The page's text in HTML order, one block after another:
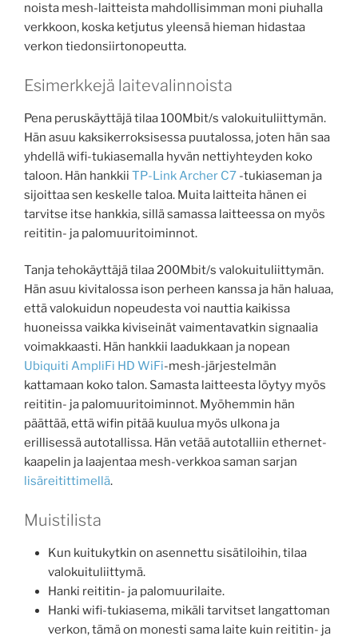
noista mesh-laitteista mahdollisimman moni piuhalla
verkkoon, koska ketjutus yleensä hieman hidastaa
verkon tiedonsiirtonopeutta.
Esimerkkejä laitevalinnoista
Pena peruskäyttäjä tilaa 100Mbit/s valokuituliittymän.
Hän asuu kaksikerroksisessa puutalossa, joten hän saa
yhdellä wifi-tukiasemalla hyvän nettiyhteyden koko
taloon. Hän hankkii TP-Link Archer C7 -tukiaseman ja
sijoittaa sen keskelle taloa. Muita laitteita hänen ei
tarvitse itse hankkia, sillä samassa laitteessa on myös
reititin- ja palomuuritoiminnot.
Tanja tehokäyttäjä tilaa 200Mbit/s valokuituliittymän.
Hän asuu kivitalossa ison perheen kanssa ja hän haluaa,
että valokuidun nopeudesta voi nauttia kaikissa
huoneissa vaikka kiviseinät vaimentavatkin signaalia
voimakkaasti. Hän hankkii laadukkaan ja nopean
Ubiquiti AmpliFi HD WiFi-mesh-järjestelmän
kattamaan koko talon. Samasta laitteesta löytyy myös
reititin- ja palomuuritoiminnot. Myöhemmin hän
päättää, että wifin pitää kuulua myös ulkona ja
erillisessä autotallissa. Hän vetää autotalliin ethernet-
kaapelin ja laajentaa mesh-verkkoa saman sarjan
lisäreitittimellä.
Muistilista
Kun kuitukytkin on asennettu sisätiloihin, tilaa
valokuituliittymä.
Hanki reititin- ja palomuurilaite.
Hanki wifi-tukiasema, mikäli tarvitset langattoman
verkon, tämä on monesti sama laite kuin reititin- ja